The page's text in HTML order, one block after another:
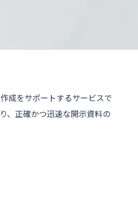
成をサポートするサービスで
、正確かつ迅速な開示資料の